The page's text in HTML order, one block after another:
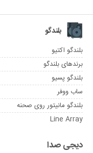
بلندگو
بلندگو اکتیو
برندهای بلندگو
بلندگو پسیو
ساب ووفر
بلندگو مانیتور روی صحنه
Line Array
دیجی صدا